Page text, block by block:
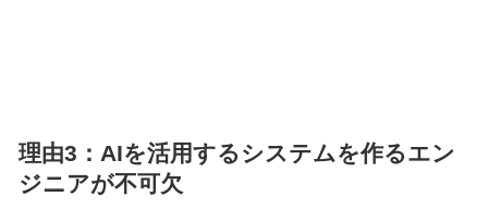
理由3：AIを活用するシステムを作るエン
ジニアが不可欠